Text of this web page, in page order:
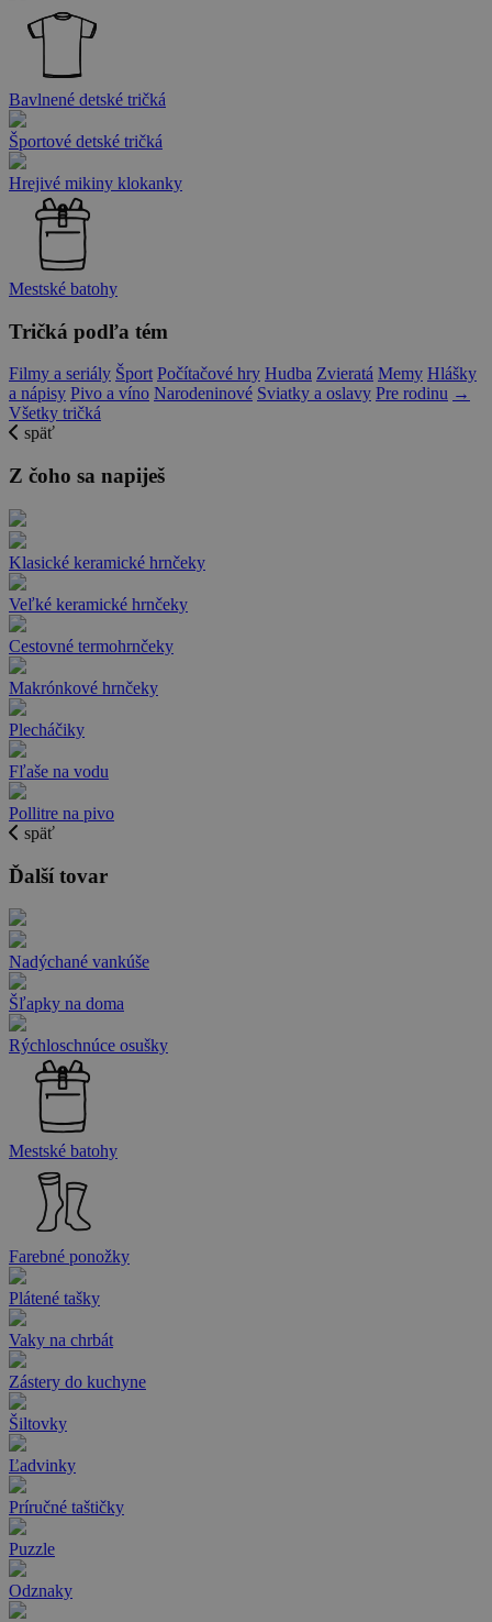
Bavlnené detské tričká
Športové detské tričká
Hrejivé mikiny klokanky
Mestské batohy
Tričká podľa tém
Filmy a seriály Šport Počítačové hry Hudba Zvieratá Memy Hlášky
a nápisy Pivo a víno Narodeninové Sviatky a oslavy Pre rodinu →
Všetky tričká
späť
Z čoho sa napiješ
Klasické keramické hrnčeky
Veľké keramické hrnčeky
Cestovné termohrnčeky
Makrónkové hrnčeky
Plecháčiky
Fľaše na vodu
Pollitre na pivo
späť
Ďalší tovar
Nadýchané vankúše
Šľapky na doma
Rýchloschnúce osušky
Mestské batohy
Farebné ponožky
Plátené tašky
Vaky na chrbát
Zástery do kuchyne
Šiltovky
Ľadvinky
Príručné taštičky
Puzzle
Odznaky